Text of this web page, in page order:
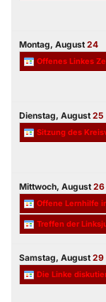
Montag, August 24
Offenes Linkes
Dienstag, August 25
Sitzung des
Mittwoch, August 26
Offene Lernhilfe
Treffen der
Samstag, August 29
Die Linke